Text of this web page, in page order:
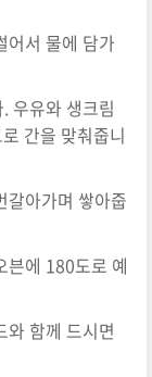
어서 물에 담가
우유와 생크림
간을 맞춰줍니
갈아가며 쌓아줍
븐에 180도로 예
와 함께 드시면